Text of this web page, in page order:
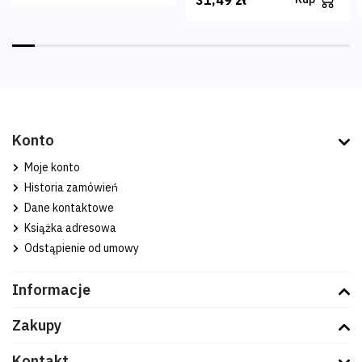
Konto
Moje konto
Historia zamówień
Dane kontaktowe
Książka adresowa
Odstąpienie od umowy
Informacje
Zakupy